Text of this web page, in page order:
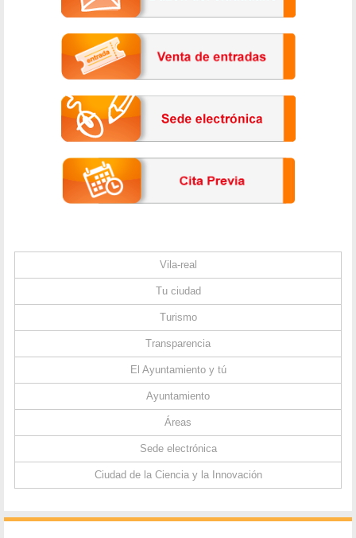
Vila-real
Tu ciudad
Turismo
Transparencia
El Ayuntamiento y tú
Ayuntamiento
Áreas
Sede electrónica
Ciudad de la Ciencia y la Innovación